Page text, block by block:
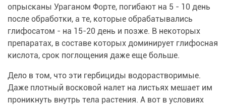
опрысканы Ураганом Форте, погибают на 5 - 10 день
после обработки, а те, которые обрабатывались
глифосатом - на 15-20 день и позже. В некоторых
препаратах, в составе которых доминирует глифосная
кислота, срок поглощения даже еще больше.
Дело в том, что эти гербициды водорастворимые.
Даже плотный восковой налет на листьях мешает им
проникнуть внутрь тела растения. А вот в условиях